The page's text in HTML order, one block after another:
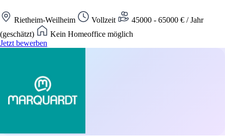
Rietheim-Weilheim Vollzeit
45000 - 65000 € / Jahr
(geschätzt)
Kein Homeoffice möglich
Jetzt bewerben